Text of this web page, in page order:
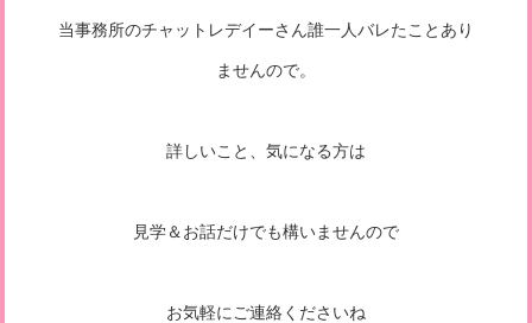
当事務所のチャットレデイーさん誰一人バレたことあり
ませんので。
詳しいこと、気になる方は
見学＆お話だけでも構いませんので
お気軽にご連絡くださいね